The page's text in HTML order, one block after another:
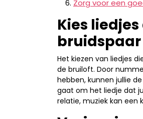
Zorg voor een
Kies
bruidspaar
Het kiezen van liedjes
de bruiloft. Door
hebben, kunnen jullie
gaat om het liedje dat
relatie, muziek kan een